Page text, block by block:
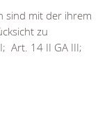
sind mit der ihrem
zu
Art. 14 II GA III;